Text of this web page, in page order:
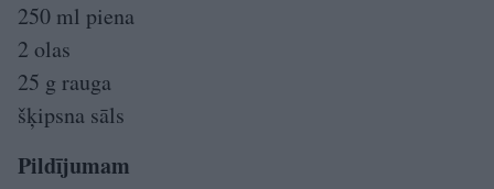
250 ml piena
2 olas
25 g rauga
šķipsna sāls
Pildījumam